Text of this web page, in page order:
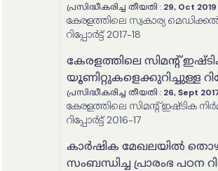
പ്രസിദ്ധീകരിച്ച തീയതി : 29, Oct 2019
കേരളത്തിലെ സ്വകാര്യ
റിപ്പോർട്ട് 2017-18
കേരളത്തിലെ സിമന്‍റ്
യൂണിറ്റുകളെക്കുറിച്ചുള്ള
പ്രസിദ്ധീകരിച്ച തീയതി : 26, Sept
കേരളത്തിലെ സിമന്‍റ് ഇഷ്ടിക നിർമ്മാണ യൂണിറ്റുകളെക്കുറിച്ചുള്ള
റിപ്പോർട്ട് 2016-17
കാർഷിക മേഖലയിൽ
സംബന്ധിച്ച പ്രാരംഭ പഠന